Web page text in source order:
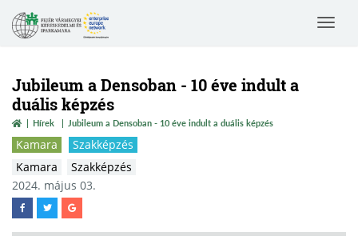
Toggle
Jubileum a Densoban - 10 éve indult a
duális képzés
Hírek Jubileum a Densoban - 10 éve indult a duális képzés
Kamara
Szakképzés
Kamara
Szakképzés
2024. május 03.